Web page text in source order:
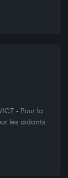
- Pour la
les aidants